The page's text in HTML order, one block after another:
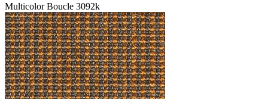
Multicolor Boucle 3092k